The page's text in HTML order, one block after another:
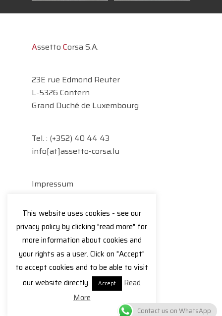
Assetto Corsa S.A.
23E rue Edmond Reuter
L-5326 Contern
Grand Duché de Luxembourg
Tel. : (+352) 40 44 43
info[at]assetto-corsa.lu
Impressum
FacebookInstagram
© 2026 Assetto Corsa.
This website uses cookies - see our
privacy policy by clicking "read more" for
more information about cookies and
your rights as a user. Click on "Accept"
to accept cookies and to be able to visit
our website directly.
Accept
Read
More
Contact us on WhatsApp